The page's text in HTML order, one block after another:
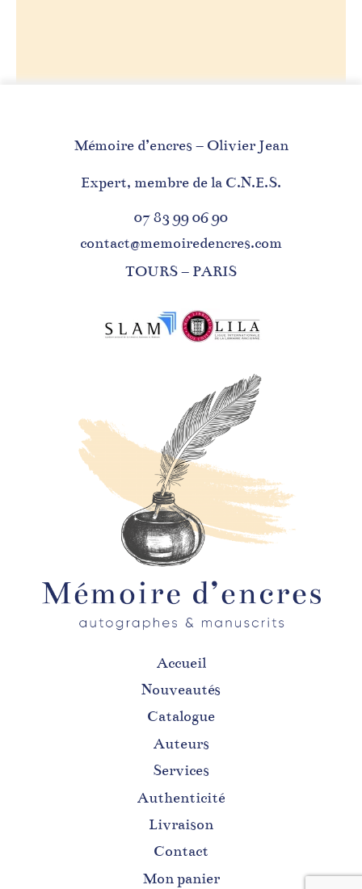
Mémoire d’encres – Olivier Jean
Expert, membre de la C.N.E.S.
07 83 99 06 90
contact@memoiredencres.com
TOURS – PARIS
Accueil
Nouveautés
Catalogue
Auteurs
Services
Authenticité
Livraison
Contact
Mon panier